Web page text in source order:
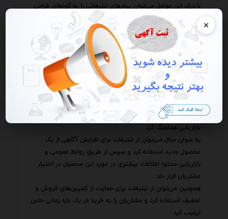
×
با درک این عوامل می‌توان پیام‌های تبلیغاتی را به گونه‌ای طراحی
کرد که به طور مستقیم با نیازها و خواسته‌های مشتریان ارتباط
برقرار کنند و آنها را به خرید ترغیب کنند.
به عنوان مثال اگر یک محصول به دلیل سهولت استفاده مورد
استقبال قرار گرفته است می‌توان در تبلیغات بر این ویژگی تاکید
کرد و نشان داد که چگونه این محصول می‌تواند زندگی مشتریان را
آسان‌تر کند.
علاوه بر این باید به این نکته توجه داشت که تبلیغات تنها یک
بخش از فرآیند بازاریابی است.
برای دستیابی به بهترین نتایج باید تبلیغات را با سایر فعالیت‌های
بازاریابی هماهنگ کرد.
به عنوان مثال می‌توان از تبلیغات برای افزایش آگاهی از یک
محصول جدید استفاده کرد و سپس از طریق روابط عمومی و
بازاریابی محتوا اطلاعات بیشتری در مورد این محصول در اختیار
مشتریان قرار داد.
همچنین می‌توان از تبلیغات برای حمایت از کمپین‌های فروش و
تخفیف استفاده کرد و مشتریان را به خرید در یک بازه زمانی خاص
ترغیب کرد.